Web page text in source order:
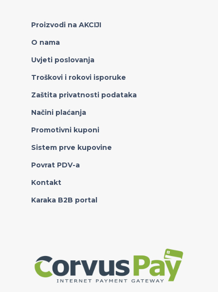
Proizvodi na AKCIJI
O nama
Uvjeti poslovanja
Troškovi i rokovi isporuke
Zaštita privatnosti podataka
Načini plaćanja
Promotivni kuponi
Sistem prve kupovine
Povrat PDV-a
Kontakt
Karaka B2B portal